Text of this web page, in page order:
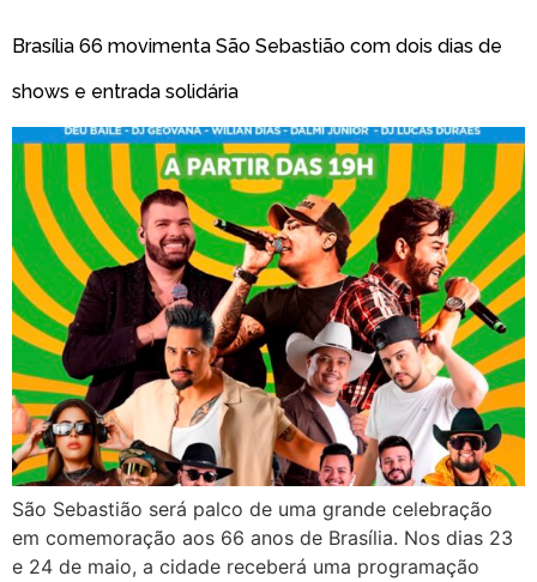
Brasília 66 movimenta São Sebastião com dois dias de
shows e entrada solidária
São Sebastião será palco de uma grande celebração
em comemoração aos 66 anos de Brasília. Nos dias 23
e 24 de maio, a cidade receberá uma programação